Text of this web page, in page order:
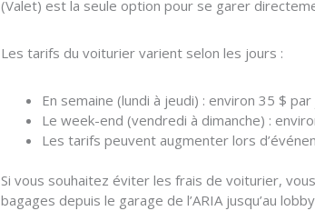
(Valet) est la seule option pour se garer
Les tarifs du voiturier varient selon les jours :
En semaine (lundi à jeudi) : environ 35 $ par
Le week-end (vendredi à dimanche) :
Les tarifs peuvent augmenter lors
Si vous souhaitez éviter les frais de voiturier,
bagages depuis le garage de l’ARIA jusqu’au